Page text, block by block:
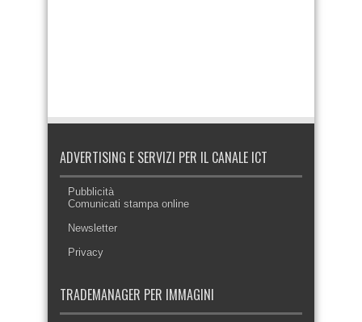
ADVERTISING E SERVIZI PER IL CANALE ICT
Pubblicità
Comunicati stampa online
Newsletter
Privacy
TRADEMANAGER PER IMMAGINI